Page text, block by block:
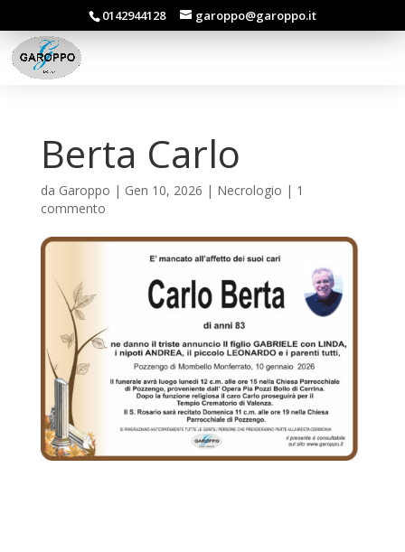
0142944128 garoppo@garoppo.it
Berta Carlo
da Garoppo | Gen 10, 2026 | Necrologio | 1
commento